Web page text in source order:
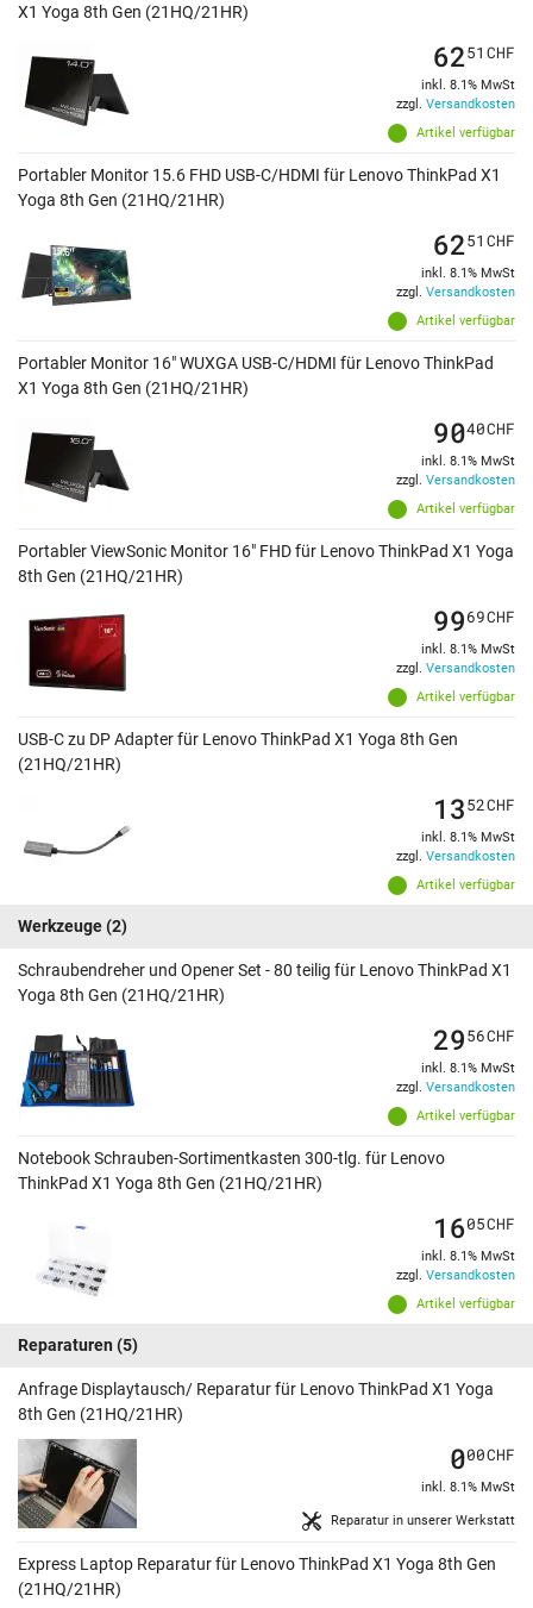
X1 Yoga 8th Gen (21HQ/21HR)
Artikel verfügbar
6251 CHF
inkl. 8.1% MwSt
zzgl. Versandkosten
Portabler Monitor 15.6 FHD USB-C/HDMI für Lenovo ThinkPad X1
Yoga 8th Gen (21HQ/21HR)
Artikel verfügbar
6251 CHF
inkl. 8.1% MwSt
zzgl. Versandkosten
Portabler Monitor 16" WUXGA USB-C/HDMI für Lenovo ThinkPad
X1 Yoga 8th Gen (21HQ/21HR)
Artikel verfügbar
9040CHF
inkl. 8.1% MwSt
zzgl. Versandkosten
Portabler ViewSonic Monitor 16" FHD für Lenovo ThinkPad X1 Yoga
8th Gen (21HQ/21HR)
Artikel verfügbar
9969CHF
inkl. 8.1% MwSt
zzgl. Versandkosten
USB-C zu DP Adapter für Lenovo ThinkPad X1 Yoga 8th Gen
(21HQ/21HR)
Artikel verfügbar
1352CHF
inkl. 8.1% MwSt
zzgl. Versandkosten
Werkzeuge(2)
Schraubendreher und Opener Set - 80 teilig für Lenovo ThinkPad X1
Yoga 8th Gen (21HQ/21HR)
Artikel verfügbar
2956CHF
inkl. 8.1% MwSt
zzgl. Versandkosten
Notebook Schrauben-Sortimentkasten 300-tlg. für Lenovo
ThinkPad X1 Yoga 8th Gen (21HQ/21HR)
Artikel verfügbar
1605CHF
inkl. 8.1% MwSt
zzgl. Versandkosten
Reparaturen (5)
Anfrage Displaytausch/ Reparatur für Lenovo ThinkPad X1 Yoga
8th Gen (21HQ/21HR)
Reparatur in unserer Werkstatt
000CHF
inkl. 8.1% MwSt
Express Laptop Reparatur für Lenovo ThinkPad X1 Yoga 8th Gen
(21HQ/21HR)